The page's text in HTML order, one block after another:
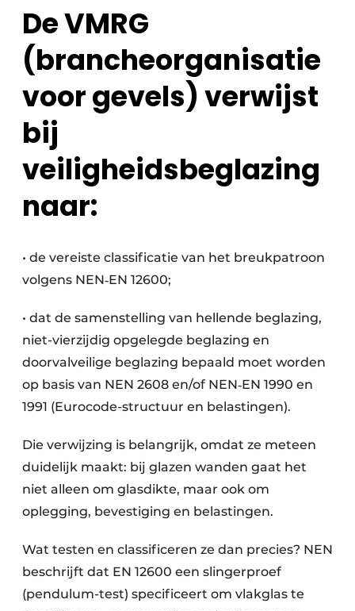
De VMRG
(brancheorganisatie
voor gevels) verwijst
bij
veiligheidsbeglazing
naar:
• de vereiste classificatie van het breukpatroon
volgens NEN‑EN 12600;
• dat de samenstelling van hellende beglazing,
niet-vierzijdig opgelegde beglazing en
doorvalveilige beglazing bepaald moet worden
op basis van NEN 2608 en/of NEN‑EN 1990 en
1991 (Eurocode-structuur en belastingen).
Die verwijzing is belangrijk, omdat ze meteen
duidelijk maakt: bij glazen wanden gaat het
niet alleen om glasdikte, maar ook om
oplegging, bevestiging en belastingen.
Wat testen en classificeren ze dan precies? NEN
beschrijft dat EN 12600 een slingerproef
(pendulum-test) specificeert om vlakglas te